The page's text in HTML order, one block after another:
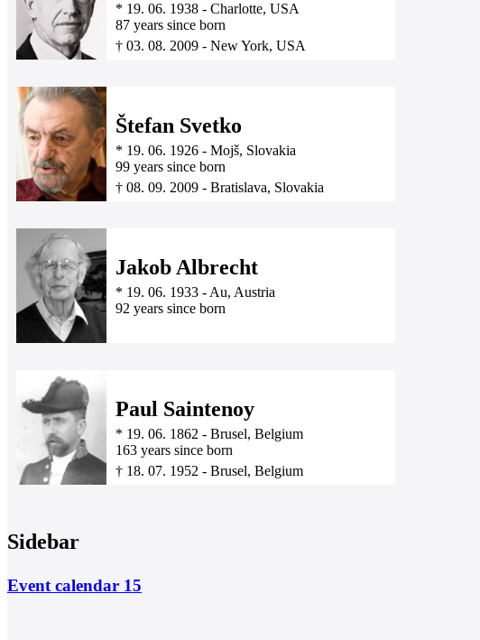
* 19. 06. 1938 - Charlotte, USA
87 years since born
† 03. 08. 2009 - New York, USA
Štefan Svetko
* 19. 06. 1926 - Mojš, Slovakia
99 years since born
† 08. 09. 2009 - Bratislava, Slovakia
Jakob Albrecht
* 19. 06. 1933 - Au, Austria
92 years since born
Paul Saintenoy
* 19. 06. 1862 - Brusel, Belgium
163 years since born
† 18. 07. 1952 - Brusel, Belgium
Sidebar
Event calendar 15